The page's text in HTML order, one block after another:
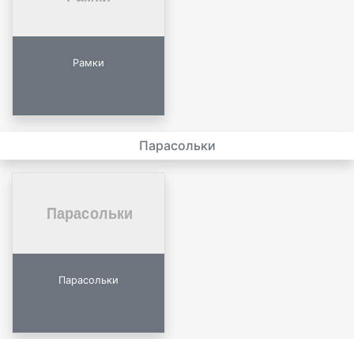
Рамки
Парасольки
Парасольки